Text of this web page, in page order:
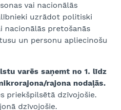
vai nacionālās
uzrādot politiski
nacionālās pretošanās
un personu apliecinošu
varēs saņemt no 1. līdz
rajona nodaļās.
priekšpilsētā dzīvojošie.
dzīvojošie.